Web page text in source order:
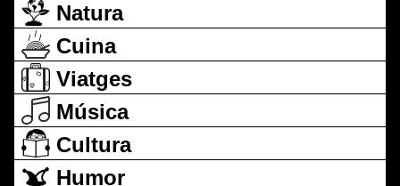
Natura
Cuina
Viatges
Música
Cultura
Humor